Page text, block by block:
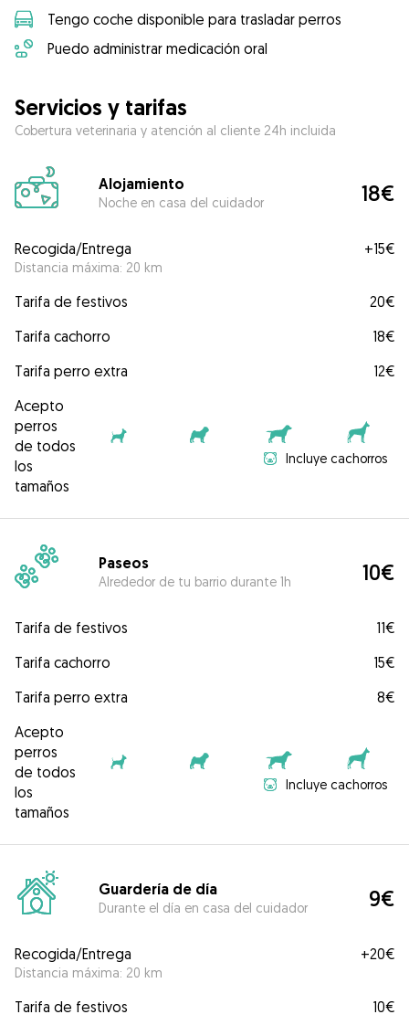
Tengo coche disponible para trasladar perros
Puedo administrar medicación oral
Servicios y tarifas
Cobertura veterinaria y atención al cliente 24h incluida
Alojamiento
Noche en casa del cuidador 18€
Recogida/Entrega
Distancia máxima: 20 km
+15€
Tarifa de festivos
20€
Tarifa cachorro
18€
Tarifa perro extra
12€
Acepto
perros
de todos
los
tamaños
Incluye cachorros
Paseos
Alrededor de tu barrio durante 1h 10€
Tarifa de festivos
11€
Tarifa cachorro
15€
Tarifa perro extra
8€
Acepto
perros
de todos
los
tamaños
Incluye cachorros
Guardería de día
Durante el día en casa del cuidador 9€
Recogida/Entrega
Distancia máxima: 20 km
+20€
Tarifa de festivos 10€